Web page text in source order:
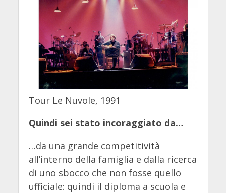
Tour Le Nuvole, 1991
Quindi sei stato incoraggiato da…
…da una grande competitività
all’interno della famiglia e dalla ricerca
di uno sbocco che non fosse quello
ufficiale: quindi il diploma a scuola e